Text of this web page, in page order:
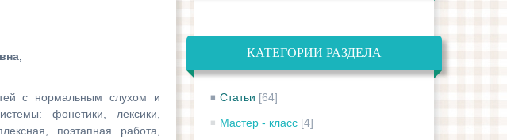
с нормальным слухом и
фонетики, лексики,
поэтапная работа,
КАТЕГОРИИ РАЗДЕЛА
Статьи [64]
Мастер - класс [4]